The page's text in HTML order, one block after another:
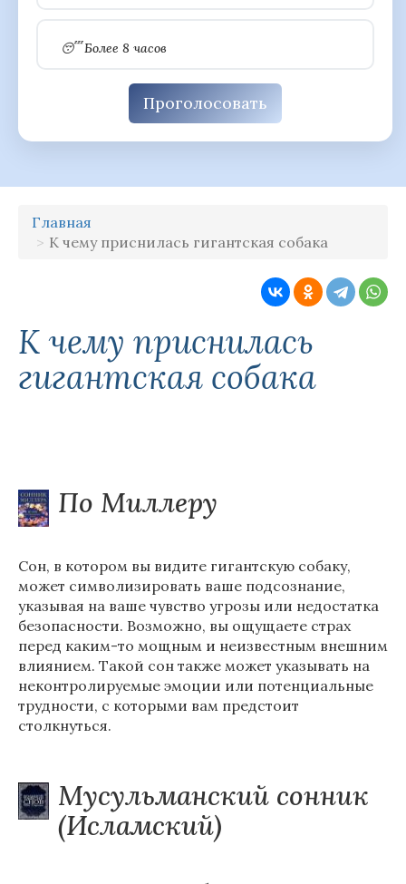
😴 Более 8 часов
Проголосовать
Главная
К чему приснилась гигантская собака
К чему приснилась
гигантская собака
По Миллеру
Сон, в котором вы видите гигантскую собаку,
может символизировать ваше подсознание,
указывая на ваше чувство угрозы или недостатка
безопасности. Возможно, вы ощущаете страх
перед каким-то мощным и неизвестным внешним
влиянием. Такой сон также может указывать на
неконтролируемые эмоции или потенциальные
трудности, с которыми вам предстоит
столкнуться.
Мусульманский сонник
(Исламский)